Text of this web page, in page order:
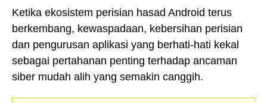
Ketika ekosistem perisian hasad Android terus
berkembang, kewaspadaan, kebersihan perisian
dan pengurusan aplikasi yang berhati-hati kekal
sebagai pertahanan penting terhadap ancaman
siber mudah alih yang semakin canggih.